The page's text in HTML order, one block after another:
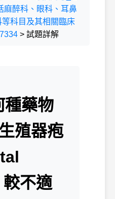
麻醉科、眼科、耳鼻
科目及其相關臨床
> 試題詳解
種藥物
殖器疱
不適